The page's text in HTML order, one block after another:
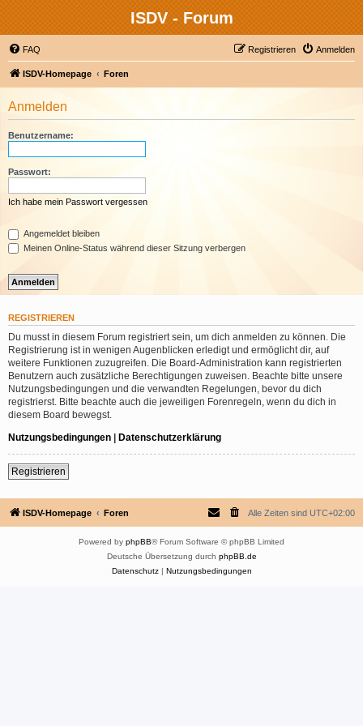
ISDV - Forum
FAQ Anmelden
Registrieren
ISDV-Homepage Foren
Anmelden
Benutzername:
Passwort:
Ich habe mein Passwort vergessen
Angemeldet bleiben
Meinen Online-Status während dieser Sitzung verbergen
REGISTRIEREN
Du musst in diesem Forum registriert sein, um dich anmelden zu können. Die
Registrierung ist in wenigen Augenblicken erledigt und ermöglicht dir, auf
weitere Funktionen zuzugreifen. Die Board-Administration kann registrierten
Benutzern auch zusätzliche Berechtigungen zuweisen. Beachte bitte unsere
Nutzungsbedingungen und die verwandten Regelungen, bevor du dich
registrierst. Bitte beachte auch die jeweiligen Forenregeln, wenn du dich in
diesem Board bewegst.
Nutzungsbedingungen | Datenschutzerklärung
Registrieren
ISDV-Homepage Foren Alle Zeiten sind UTC+02:00
Powered by phpBB® Forum Software © phpBB Limited
Deutsche Übersetzung durch phpBB.de
Datenschutz| Nutzungsbedingungen